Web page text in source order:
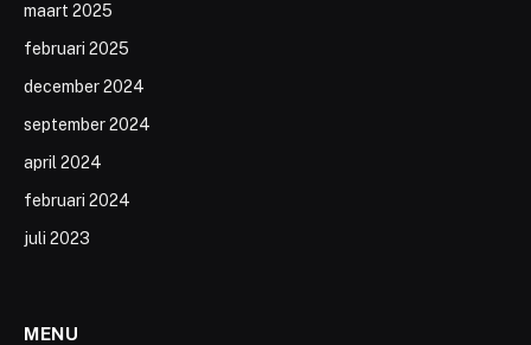
maart 2025
februari 2025
december 2024
september 2024
april 2024
februari 2024
juli 2023
MENU